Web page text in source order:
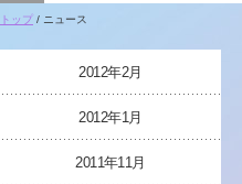
トップ / ニュース
2012年2月
2012年1月
2011年11月